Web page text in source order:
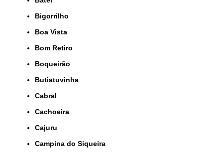
Bigorrilho
Boa Vista
Bom Retiro
Boqueirão
Butiatuvinha
Cabral
Cachoeira
Cajuru
Campina do Siqueira